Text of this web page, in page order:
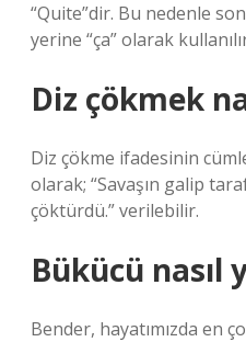
“Quite”dir. Bu nedenle
yerine “ça” olarak
Diz çökmek
Diz çökme ifadesinin
olarak; “Savaşın galip
çöktürdü.” verilebilir.
Bükücü nasıl
Bender, hayatımızda en